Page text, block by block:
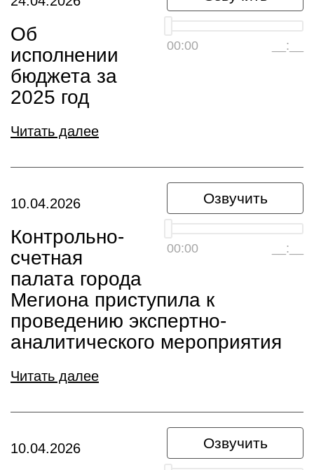
00:00 __:__
Об
исполнении
бюджета за
2025 год
Читать далее
Озвучить
00:00 __:__
10.04.2026
Контрольно-
счетная
палата города
Мегиона приступила к
проведению экспертно-
аналитического мероприятия
Читать далее
Озвучить
10.04.2026